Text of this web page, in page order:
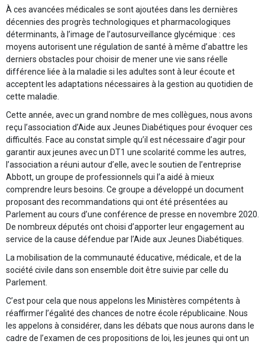
À ces avancées médicales se sont ajoutées dans les dernières
décennies des progrès technologiques et pharmacologiques
déterminants, à l’image de l’autosurveillance glycémique : ces
moyens autorisent une régulation de santé à même d’abattre les
derniers obstacles pour choisir de mener une vie sans réelle
différence liée à la maladie si les adultes sont à leur écoute et
acceptent les adaptations nécessaires à la gestion au quotidien de
cette maladie.
Cette année, avec un grand nombre de mes collègues, nous avons
reçu l’association d’Aide aux Jeunes Diabétiques pour évoquer ces
difficultés. Face au constat simple qu’il est nécessaire d’agir pour
garantir aux jeunes avec un DT1 une scolarité comme les autres,
l’association a réuni autour d’elle, avec le soutien de l’entreprise
Abbott, un groupe de professionnels qui l’a aidé à mieux
comprendre leurs besoins. Ce groupe a développé un document
proposant des recommandations qui ont été présentées au
Parlement au cours d’une conférence de presse en novembre 2020.
De nombreux députés ont choisi d’apporter leur engagement au
service de la cause défendue par l’Aide aux Jeunes Diabétiques.
La mobilisation de la communauté éducative, médicale, et de la
société civile dans son ensemble doit être suivie par celle du
Parlement.
C’est pour cela que nous appelons les Ministères compétents à
réaffirmer l’égalité des chances de notre école républicaine. Nous
les appelons à considérer, dans les débats que nous aurons dans le
cadre de l’examen de ces propositions de loi, les jeunes qui ont un